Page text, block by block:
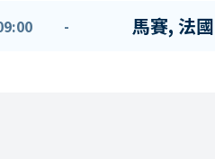
- 馬賽, 法國